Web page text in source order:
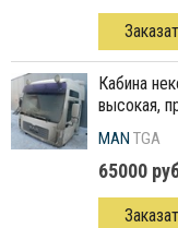
кабина некомплектная б/у \ Цвет белый, широкая,
высокая,
MAN TGA
65000